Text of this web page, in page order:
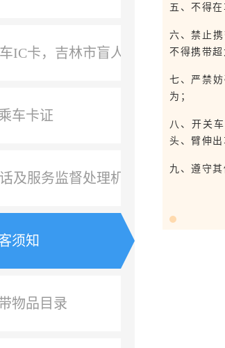
IC卡，吉林市盲人、重度肢体残疾
车卡证
及服务监督处理机制
须知
物品目录
五、不得
六、禁止
不得携带超
七、严禁
为；
八、开关
头、臂伸出
九、遵守